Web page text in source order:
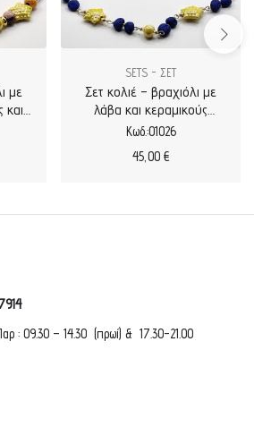
με
και
SETS - ΣΕΤ
Σετ κολιέ – βραχιόλι με
λάβα και κεραμικούς
αστερίες
Κωδ.:01026
45,00 €
: 09.30 – 14.30 (πρωί) & 17.30-21.00